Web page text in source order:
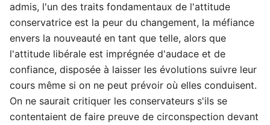
admis, l'un des traits fondamentaux de l'attitude
conservatrice est la peur du changement, la méfiance
envers la nouveauté en tant que telle, alors que
l'attitude libérale est imprégnée d'audace et de
confiance, disposée à laisser les évolutions suivre leur
cours même si on ne peut prévoir où elles conduisent.
On ne saurait critiquer les conservateurs s'ils se
contentaient de faire preuve de circonspection devant